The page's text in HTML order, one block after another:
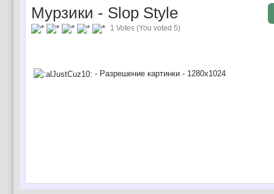
Мурзики - Slop Style
1 Votes (You voted 5)
- Разрешение картинки - 1280х1024